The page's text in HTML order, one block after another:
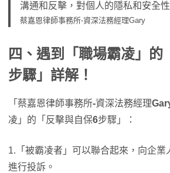
溝通和反擊，對個人的隱私和安全
蔡嘉恩律師事務所-資深法務經理Gary
四、遇到「職場霸凌」的
步驟」詳解！
「蔡嘉恩律師事務所-資深法務經理
凌」的「反擊與自保6步驟」：
1.「被霸凌者」可以聯合起來，向企業
進行投訴。